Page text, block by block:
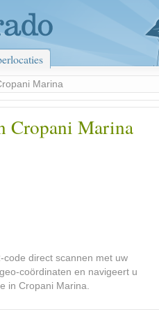
Marina
Cropani Marina
code direct scannen met uw
coördinaten en navigeert u
in Cropani Marina.